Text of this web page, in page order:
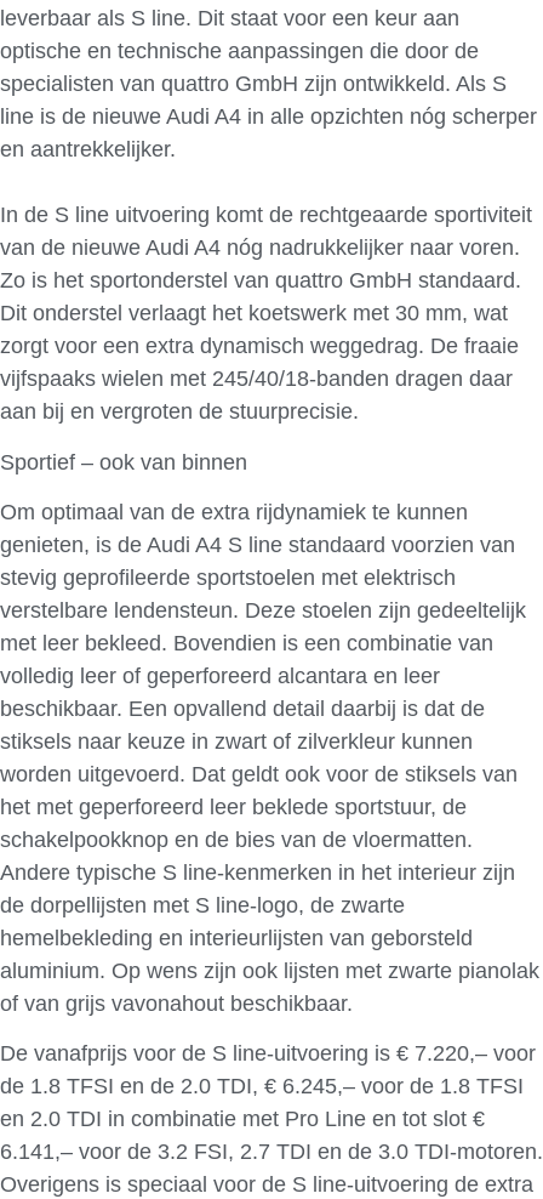
leverbaar als S line. Dit staat voor een keur aan
optische en technische aanpassingen die door de
specialisten van quattro GmbH zijn ontwikkeld. Als S
line is de nieuwe Audi A4 in alle opzichten nóg scherper
en aantrekkelijker.
In de S line uitvoering komt de rechtgeaarde sportiviteit
van de nieuwe Audi A4 nóg nadrukkelijker naar voren.
Zo is het sportonderstel van quattro GmbH standaard.
Dit onderstel verlaagt het koetswerk met 30 mm, wat
zorgt voor een extra dynamisch weggedrag. De fraaie
vijfspaaks wielen met 245/40/18-banden dragen daar
aan bij en vergroten de stuurprecisie.
Sportief – ook van binnen
Om optimaal van de extra rijdynamiek te kunnen
genieten, is de Audi A4 S line standaard voorzien van
stevig geprofileerde sportstoelen met elektrisch
verstelbare lendensteun. Deze stoelen zijn gedeeltelijk
met leer bekleed. Bovendien is een combinatie van
volledig leer of geperforeerd alcantara en leer
beschikbaar. Een opvallend detail daarbij is dat de
stiksels naar keuze in zwart of zilverkleur kunnen
worden uitgevoerd. Dat geldt ook voor de stiksels van
het met geperforeerd leer beklede sportstuur, de
schakelpookknop en de bies van de vloermatten.
Andere typische S line-kenmerken in het interieur zijn
de dorpellijsten met S line-logo, de zwarte
hemelbekleding en interieurlijsten van geborsteld
aluminium. Op wens zijn ook lijsten met zwarte pianolak
of van grijs vavonahout beschikbaar.
De vanafprijs voor de S line-uitvoering is € 7.220,– voor
de 1.8 TFSI en de 2.0 TDI, € 6.245,– voor de 1.8 TFSI
en 2.0 TDI in combinatie met Pro Line en tot slot €
6.141,– voor de 3.2 FSI, 2.7 TDI en de 3.0 TDI-motoren.
Overigens is speciaal voor de S line-uitvoering de extra